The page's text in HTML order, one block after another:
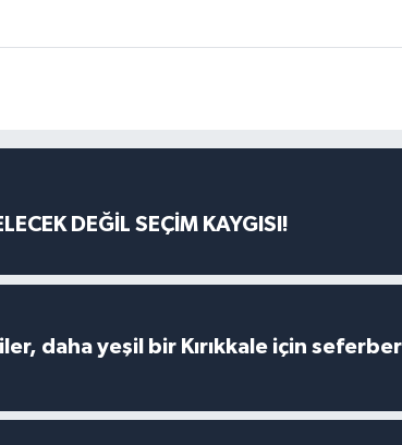
DEĞİL SEÇİM KAYGISI!
daha yeşil bir Kırıkkale için seferber